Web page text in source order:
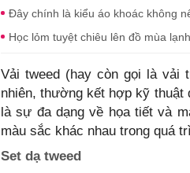
Đây chính là kiểu áo khoác không
Học lỏm tuyệt chiêu lên đồ mùa
Vải tweed (hay còn gọi là
nhiên, thường kết hợp kỹ thuật
là sự đa dạng về họa tiết và
màu sắc khác nhau trong quá
Set dạ tweed